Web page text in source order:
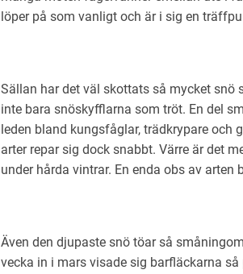
löper på som vanligt och är i sig en
Sällan har det väl skottats så mycket snö
inte bara snöskyfflarna som tröt. En del
leden bland kungsfåglar, trädkrypare och
arter repar sig dock snabbt. Värre är det
under hårda vintrar. En enda obs av arten
Även den djupaste snö töar så
vecka in i mars visade sig barfläckarna